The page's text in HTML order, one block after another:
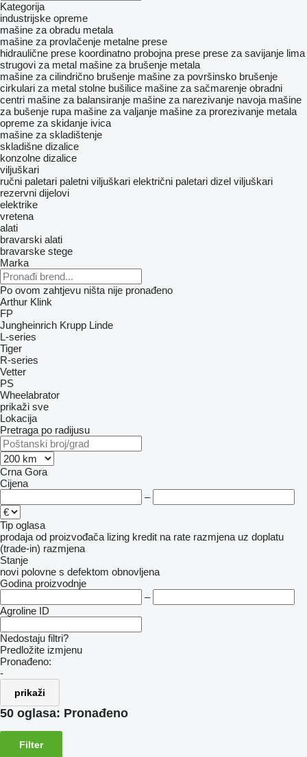
Kategorija
industrijske opreme
mašine za obradu metala
mašine za provlačenje metalne prese
hidraulične prese koordinatno probojna prese prese za savijanje lima
strugovi za metal mašine za brušenje metala
mašine za cilindrično brušenje mašine za površinsko brušenje
cirkulari za metal stolne bušilice mašine za sačmarenje obradni
centri mašine za balansiranje mašine za narezivanje navoja mašine
za bušenje rupa mašine za valjanje mašine za prorezivanje metala
opreme za skidanje ivica
mašine za skladištenje
skladišne dizalice
konzolnе dizalicе
viljuškari
ručni paletari paletni viljuškari električni paletari dizel viljuškari
rezervni dijelovi
elektrike
vretena
alati
bravarski alati
bravarske stege
Marka
Po ovom zahtjevu ništa nije pronađeno
Arthur Klink
FP
Jungheinrich Krupp Linde
L-series
Tiger
R-series
Vetter
PS
Wheelabrator
prikaži sve
Lokacija
Pretraga po radijusu
Crna Gora
Cijena
–
Tip oglasa
prodaja od proizvođača lizing kredit na rate razmjena uz doplatu
(trade-in) razmjena
Stanje
novi polovne s defektom obnovljena
Godina proizvodnje
–
Agroline ID
Nedostaju filtri?
Predložite izmjenu
Pronađeno:
-
prikaži
50 oglasa: Pronađeno
Filter